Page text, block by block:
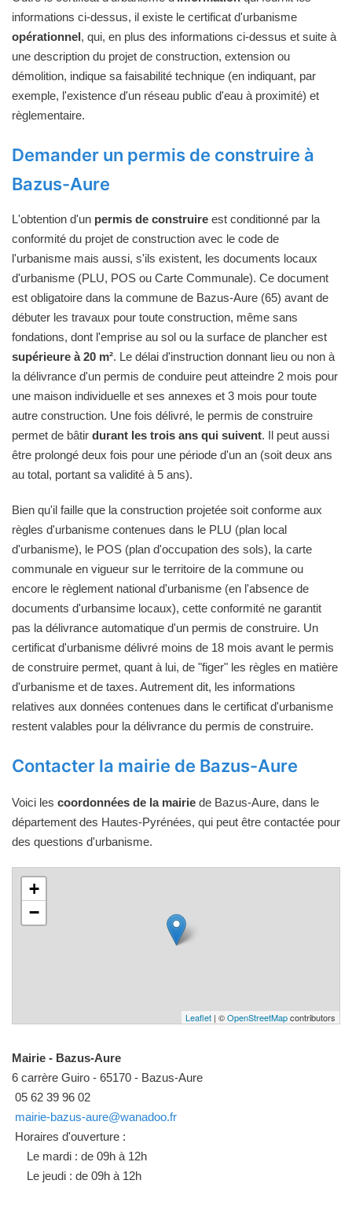
informations ci-dessus, il existe le certificat d'urbanisme
opérationnel, qui, en plus des informations ci-dessus et suite à
une description du projet de construction, extension ou
démolition, indique sa faisabilité technique (en indiquant, par
exemple, l'existence d'un réseau public d'eau à proximité) et
règlementaire.
Demander un permis de construire à
Bazus-Aure
L'obtention d'un permis de construire est conditionné par la
conformité du projet de construction avec le code de
l'urbanisme mais aussi, s'ils existent, les documents locaux
d'urbanisme (PLU, POS ou Carte Communale). Ce document
est obligatoire dans la commune de Bazus-Aure (65) avant de
débuter les travaux pour toute construction, même sans
fondations, dont l'emprise au sol ou la surface de plancher est
supérieure à 20 m². Le délai d'instruction donnant lieu ou non à
la délivrance d'un permis de conduire peut atteindre 2 mois pour
une maison individuelle et ses annexes et 3 mois pour toute
autre construction. Une fois délivré, le permis de construire
permet de bâtir durant les trois ans qui suivent. Il peut aussi
être prolongé deux fois pour une période d'un an (soit deux ans
au total, portant sa validité à 5 ans).
Bien qu'il faille que la construction projetée soit conforme aux
règles d'urbanisme contenues dans le PLU (plan local
d'urbanisme), le POS (plan d'occupation des sols), la carte
communale en vigueur sur le territoire de la commune ou
encore le règlement national d'urbanisme (en l'absence de
documents d'urbansime locaux), cette conformité ne garantit
pas la délivrance automatique d'un permis de construire. Un
certificat d'urbanisme délivré moins de 18 mois avant le permis
de construire permet, quant à lui, de "figer" les règles en matière
d'urbanisme et de taxes. Autrement dit, les informations
relatives aux données contenues dans le certificat d'urbanisme
restent valables pour la délivrance du permis de construire.
Contacter la mairie de Bazus-Aure
Voici les coordonnées de la mairie de Bazus-Aure, dans le
département des Hautes-Pyrénées, qui peut être contactée pour
des questions d'urbanisme.
+
−
Leaflet | ©OpenStreetMapcontributors
Mairie - Bazus-Aure
6 carrère Guiro - 65170 - Bazus-Aure
05 62 39 96 02
mairie-bazus-aure@wanadoo.fr
Horaires d'ouverture :
Le mardi : de 09h à 12h
Le jeudi : de 09h à 12h